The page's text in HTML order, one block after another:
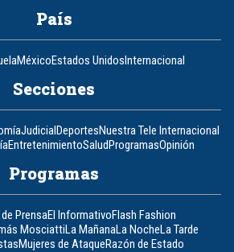
País
MéxicoEstados UnidosInternacional
Secciones
JudicialDeportesNuestra Tele Internacional
EntretenimientoSaludProgramasOpinión
Programas
PrensaEl InformativoFlash Fashion
MosciattiLa MañanaLa NocheLa Tarde
Mujeres de AtaqueRazón de Estado